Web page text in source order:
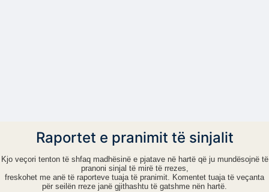
Raportet e pranimit të sinjalit
Kjo veçori tenton të shfaq madhësinë e pjatave në hartë që ju mundësojnë të
pranoni sinjal të mirë të rrezes,
freskohet me anë të raporteve tuaja të pranimit. Komentet tuaja të veçanta
për seilën rreze janë gjithashtu të gatshme nën hartë.